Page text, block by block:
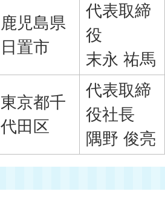
鹿児島県
日置市
代表取締
役
末永 祐馬
東京都千
代田区
代表取締
役社長
隅野 俊亮